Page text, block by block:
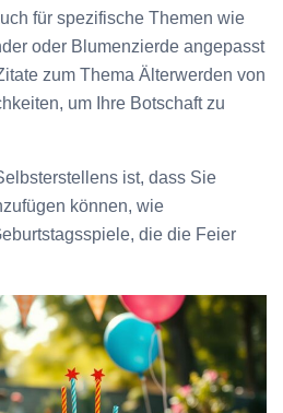
für spezifische Themen wie
oder Blumenzierde angepasst
zum Thema Älterwerden von
um Ihre Botschaft zu
ist, dass Sie
können, wie
die die Feier